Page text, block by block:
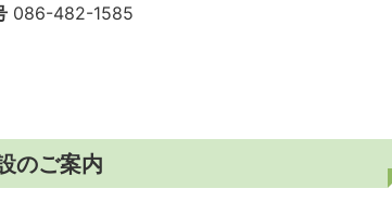
086-482-1585
のご案内